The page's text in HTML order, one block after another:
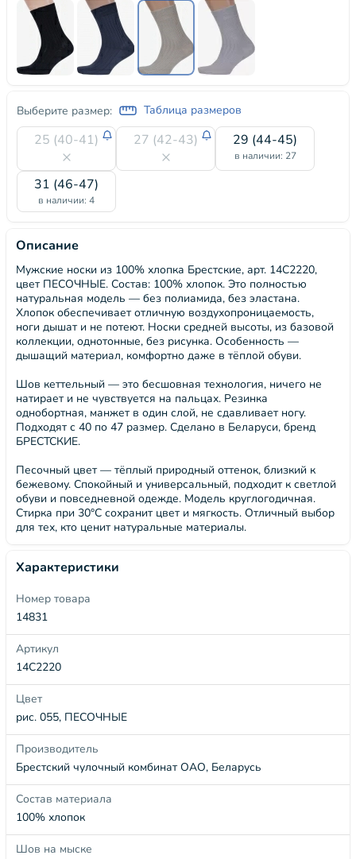
Выберите размер: Таблица размеров
25 (40-41) 27 (42-43) 29 (44-45)
в наличии: 27
31 (46-47)
в наличии: 4
Описание
Мужские носки из 100% хлопка Брестские, арт. 14С2220,
цвет ПЕСОЧНЫЕ. Состав: 100% хлопок. Это полностью
натуральная модель — без полиамида, без эластана.
Хлопок обеспечивает отличную воздухопроницаемость,
ноги дышат и не потеют. Носки средней высоты, из базовой
коллекции, однотонные, без рисунка. Особенность —
дышащий материал, комфортно даже в тёплой обуви.
Шов кеттельный — это бесшовная технология, ничего не
натирает и не чувствуется на пальцах. Резинка
однобортная, манжет в один слой, не сдавливает ногу.
Подходят с 40 по 47 размер. Сделано в Беларуси, бренд
БРЕСТСКИЕ.
Песочный цвет — тёплый природный оттенок, близкий к
бежевому. Спокойный и универсальный, подходит к светлой
обуви и повседневной одежде. Модель круглогодичная.
Стирка при 30°C сохранит цвет и мягкость. Отличный выбор
для тех, кто ценит натуральные материалы.
Характеристики
Номер товара
14831
Артикул
14С2220
Цвет
рис. 055, ПЕСОЧНЫЕ
Производитель
Брестский чулочный комбинат ОАО, Беларусь
Состав материала
100% хлопок
Шов на мыске